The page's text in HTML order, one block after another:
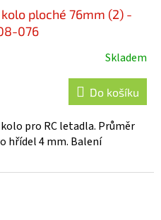
ploché 76mm (2) -
076
Skladem
Do košíku
pro RC letadla. Průměr
hřídel 4 mm. Balení